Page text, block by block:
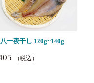
一夜干し 120g~140g
（税込）